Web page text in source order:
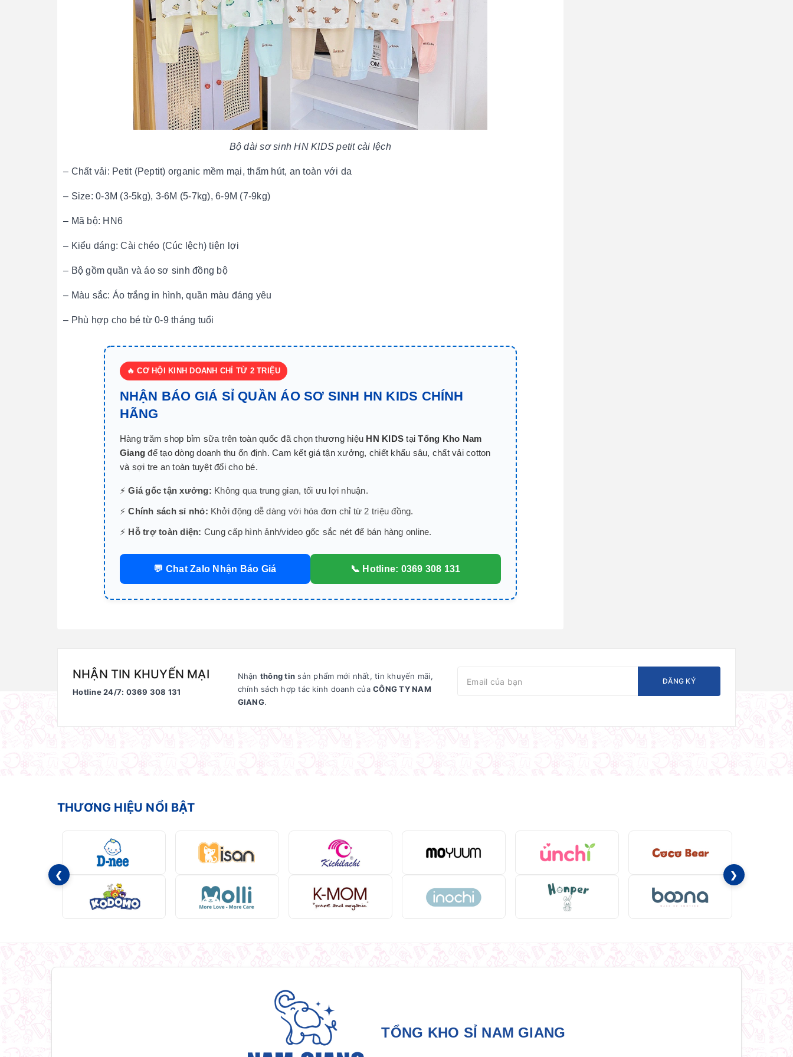
Bộ dài sơ sinh HN KIDS petit cài lệch
– Chất vải: Petit (Peptit) organic mềm mại, thấm hút, an toàn với da
– Size: 0-3M (3-5kg), 3-6M (5-7kg), 6-9M (7-9kg)
– Mã bộ: HN6
– Kiểu dáng: Cài chéo (Cúc lệch) tiện lợi
– Bộ gồm quần và áo sơ sinh đồng bộ
– Màu sắc: Áo trắng in hình, quần màu đáng yêu
– Phù hợp cho bé từ 0-9 tháng tuổi
🔥 CƠ HỘI KINH DOANH CHỈ TỪ 2 TRIỆU
NHẬN BÁO GIÁ SỈ QUẦN ÁO SƠ SINH HN KIDS CHÍNH
HÃNG
Hàng trăm shop bỉm sữa trên toàn quốc đã chọn thương hiệu HN KIDS tạiTổng Kho Nam
Giang để tạo dòng doanh thu ổn định. Cam kết giá tận xưởng, chiết khấu sâu, chất vải cotton
và sợi tre an toàn tuyệt đối cho bé.
⚡Giá gốc tận xưởng: Không qua trung gian, tối ưu lợi nhuận.
⚡Chính sách sỉ nhỏ: Khởi động dễ dàng với hóa đơn chỉ từ 2 triệu đồng.
⚡ Hỗ trợ toàn diện: Cung cấp hình ảnh/video gốc sắc nét để bán hàng online.
💬 Chat Zalo Nhận Báo Giá 📞 Hotline: 0369 308 131
NHẬN TIN KHUYẾN MẠI
Hotline 24/7: 0369 308 131
Nhận thông tin sản phẩm mới nhất, tin khuyến mãi,
chính sách hợp tác kinh doanh của CÔNG TY NAM
GIANG.
ĐĂNG KÝ
THƯƠNG HIỆU NỔI BẬT
❮ ❯
TỔNG KHO SỈ NAM GIANG